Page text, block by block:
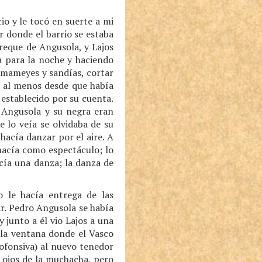
y le tocó en suerte a mi
el barrio se estaba
de Angusola, y Lajos
la noche y haciendo
y sandías, cortar
menos desde que había
por su cuenta.
y su negra eran
lo veía se olvidaba de su
danzar por el aire. A
como espectáculo; lo
una danza; la danza de
le hacía entrega de las
Pedro Angusola se había
junto a él vio Lajos a una
ventana donde el Vasco
al nuevo tenedor
de la muchacha, pero